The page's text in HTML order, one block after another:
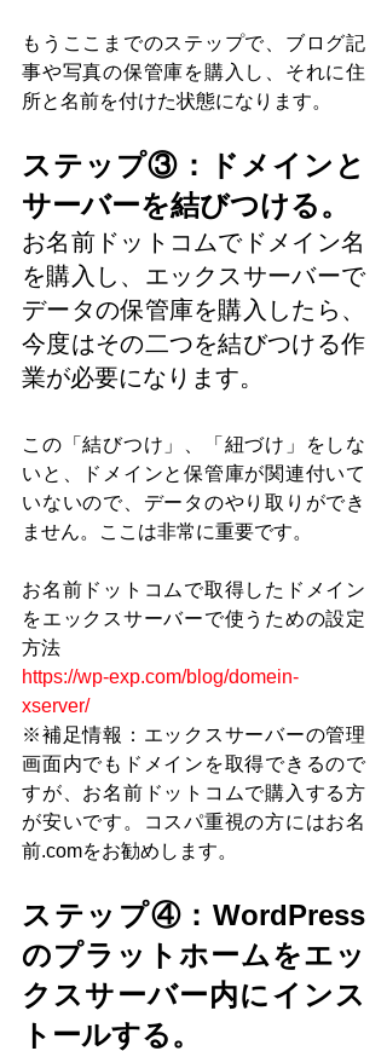
もうここまでのステップで、ブログ記
事や写真の保管庫を購入し、それに住
所と名前を付けた状態になります。
ステップ③：ドメインと
サーバーを結びつける。
お名前ドットコムでドメイン名
を購入し、エックスサーバーで
データの保管庫を購入したら、
今度はその二つを結びつける作
業が必要になります。
この「結びつけ」、「紐づけ」をしな
いと、ドメインと保管庫が関連付いて
いないので、データのやり取りができ
ません。ここは非常に重要です。
お名前ドットコムで取得したドメイン
をエックスサーバーで使うための設定
方法
https://wp-exp.com/blog/domein-
xserver/
※補足情報：エックスサーバーの管理
画面内でもドメインを取得できるので
すが、お名前ドットコムで購入する方
が安いです。コスパ重視の方にはお名
前.comをお勧めします。
ステップ④：WordPress
のプラットホームをエッ
クスサーバー内にインス
トールする。